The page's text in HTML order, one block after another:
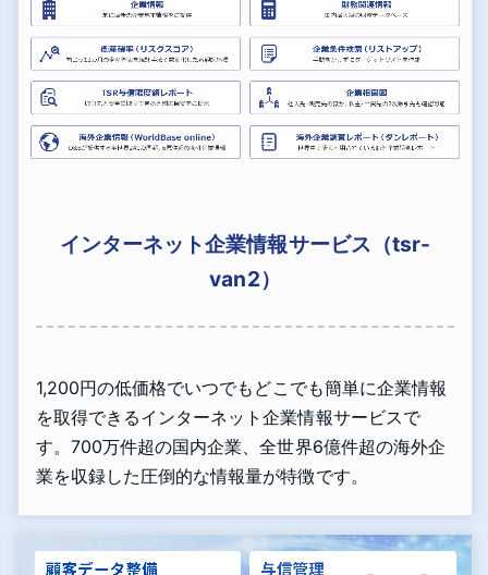
インターネット企業情報サービス（tsr-
van2）
1,200円の低価格でいつでもどこでも簡単に企業情報
を取得できるインターネット企業情報サービスで
す。700万件超の国内企業、全世界6億件超の海外企
業を収録した圧倒的な情報量が特徴です。